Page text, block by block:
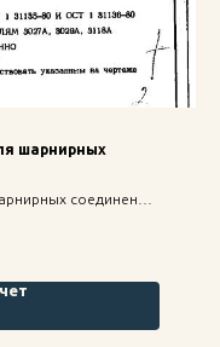
шарнирных
соединений